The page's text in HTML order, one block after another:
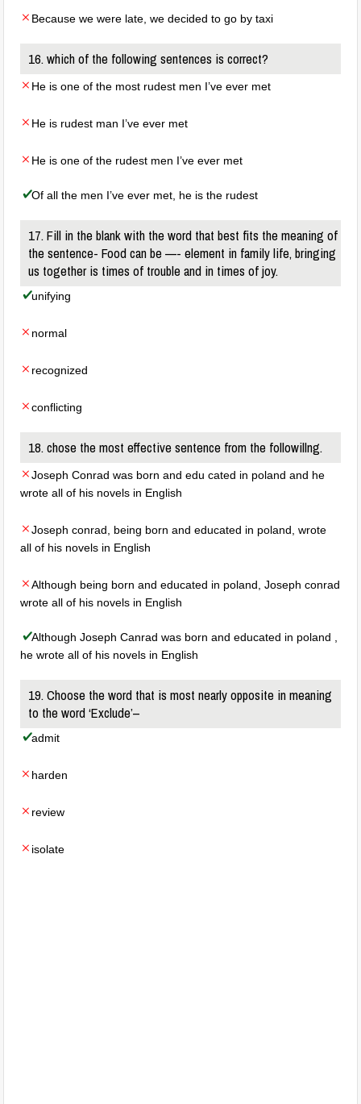
Because we were late, we decided to go by taxi
16. which of the following sentences is correct?
He is one of the most rudest men I’ve ever met
He is rudest man I’ve ever met
He is one of the rudest men I’ve ever met
Of all the men I’ve ever met, he is the rudest
17. Fill in the blank with the word that best fits the meaning of
the sentence- Food can be —- element in family life, bringing
us together is times of trouble and in times of joy.
unifying
normal
recognized
conflicting
18. chose the most effective sentence from the followillng.
Joseph Conrad was born and edu cated in poland and he
wrote all of his novels in English
Joseph conrad, being born and educated in poland, wrote
all of his novels in English
Although being born and educated in poland, Joseph conrad
wrote all of his novels in English
Although Joseph Canrad was born and educated in poland ,
he wrote all of his novels in English
19. Choose the word that is most nearly opposite in meaning
to the word ‘Exclude’–
admit
harden
review
isolate